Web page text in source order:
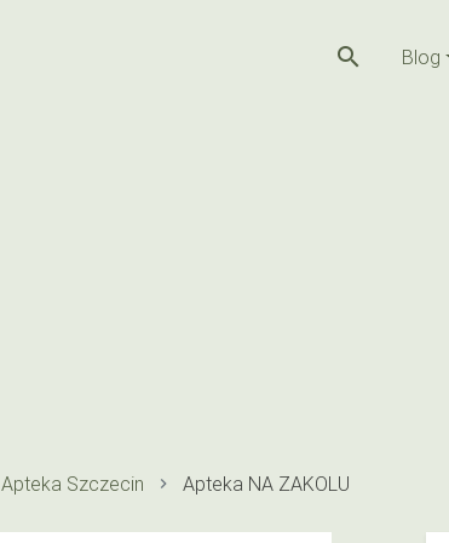
search Blog
Apteka Szczecin Apteka NA ZAKOLU